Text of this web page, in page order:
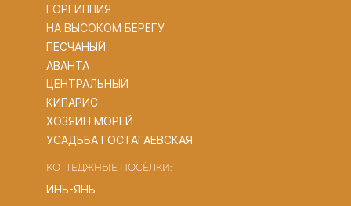
ГОРГИППИЯ
НА ВЫСОКОМ БЕРЕГУ
ПЕСЧАНЫЙ
АВАНТА
ЦЕНТРАЛЬНЫЙ
КИПАРИС
ХОЗЯИН МОРЕЙ
УСАДЬБА ГОСТАГАЕВСКАЯ
КОТТЕДЖНЫЕ ПОСЁЛКИ:
ИНЬ-ЯНЬ